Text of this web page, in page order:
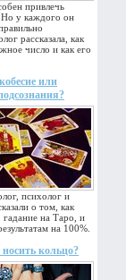
привлечь
Но у каждого он
рассказала, как
число и как его
или
психолог и
о том, как
гадание на Таро, и
на 100%.
кольцо?